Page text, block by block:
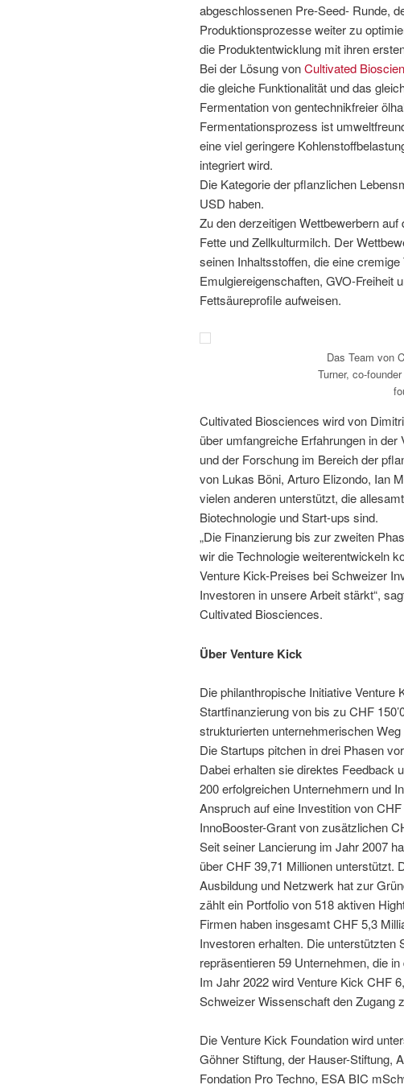
abgeschlossenen Pre-Seed- Runde,
Produktionsprozesse weiter zu
die Produktentwicklung mit ihren
Bei der Lösung vonCultivated
die gleiche Funktionalität und das
Fermentation von gentechnikfreier
Fermentationsprozess ist
eine viel geringere
integriert wird.
Die Kategorie der pflanzlichen
USD haben.
Zu den derzeitigen Wettbewerbern
Fette und Zellkulturmilch. Der
seinen Inhaltsstoffen, die eine
Emulgiereigenschaften, GVO-Freiheit
Fettsäureprofile aufweisen.
Das Team von
Turner, co-
Cultivated Biosciences wird von
über umfangreiche Erfahrungen in
und der Forschung im Bereich der
von Lukas Böni, Arturo Elizondo, Ian
vielen anderen unterstützt, die
Biotechnologie und Start-ups sind.
„Die Finanzierung bis zur zweiten
wir die Technologie weiterentwickeln
Venture Kick-Preises bei Schweizer
Investoren in unsere Arbeit stärkt“,
Cultivated Biosciences.
Über Venture Kick
Die philanthropische Initiative
Startfinanzierung von bis zu CHF
strukturierten unternehmerischen
Die Startups pitchen in drei Phasen
Dabei erhalten sie direktes Feedback
200 erfolgreichen Unternehmern und
Anspruch auf eine Investition von
InnoBooster-Grant von zusätzlichen
Seit seiner Lancierung im Jahr 2007
über CHF 39,71 Millionen unterstützt.
Ausbildung und Netzwerk hat zur
zählt ein Portfolio von 518 aktiven
Firmen haben insgesamt CHF 5,3
Investoren erhalten. Die unterstützten
repräsentieren 59 Unternehmen, die in
Im Jahr 2022 wird Venture Kick CHF
Schweizer Wissenschaft den Zugang
Die Venture Kick Foundation wird
Göhner Stiftung, der Hauser-Stiftung,
Fondation Pro Techno, ESA BIC